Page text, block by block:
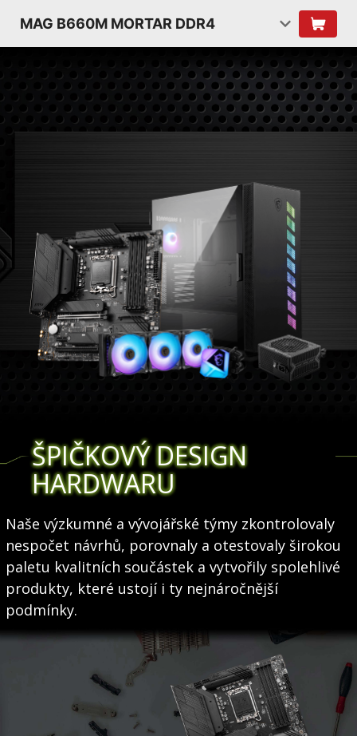
MAG B660M MORTAR DDR4
ŠPIČKOVÝ DESIGN
HARDWARU
Naše výzkumné a vývojářské týmy zkontrolovaly
nespočet návrhů, porovnaly a otestovaly širokou
paletu kvalitních součástek a vytvořily spolehlivé
produkty, které ustojí i ty nejnáročnější
podmínky.